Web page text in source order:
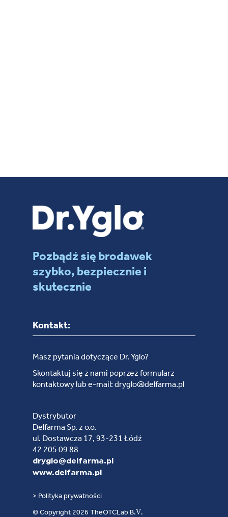
Pozbądź się brodawek
szybko, bezpiecznie i
skutecznie
Kontakt:
Masz pytania dotyczące Dr. Yglo?
Skontaktuj się z nami poprzez formularz
kontaktowy lub e-mail: dryglo@delfarma.pl
Dystrybutor
Delfarma Sp. z o.o.
ul. Dostawcza 17, 93-231 Łódź
42 205 09 88
dryglo@delfarma.pl
www.delfarma.pl
> Polityka prywatności
© Copyright 2026 TheOTCLab B.V.